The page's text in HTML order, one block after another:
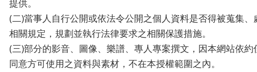
提供。
(二)當事人自行公開或依法令公開之個人資料是否得被蒐集
相關規定，規劃並執行法律要求之相關保護措施。
(三)部分的影音、圖像、樂譜、專人專案撰文，因本網站依
同意方可使用之資料與素材，不在本授權範圍之內。